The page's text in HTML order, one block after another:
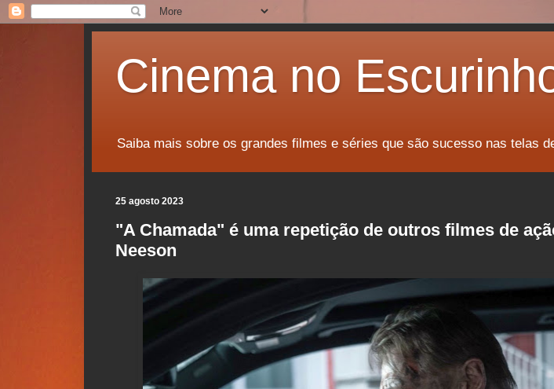
Cinema no
Saiba mais sobre os grandes filmes e séries que são sucesso nas telas
25 agosto 2023
"A Chamada" é uma repetição de outros filmes de
Neeson